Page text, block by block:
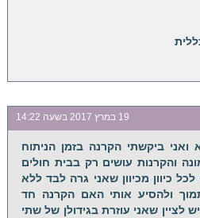
19 במרץ 2017 בשעה 14:22
ביקשתי הקרנה בזמן הניתוח
והקרנות עושים רק בבית חולים
כיוון מכיוון שאני גרה לבד ללא
ולהסיע אותי האם הקרנה חד
לציין שאני עוזרת בגידולן של שתי